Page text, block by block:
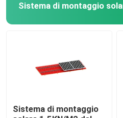
Casa
Sistema di montaggio